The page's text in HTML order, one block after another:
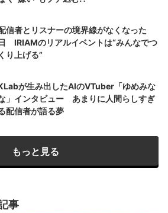
信者とリスナーの境界線がなくなった
IRIAMのリアルイベントは“みんなでつ
くり上げる”
が生み出したAIのVTuber「ゆめみな
」インタビュー あまりに人間らしすぎ
配信者が語る夢
もっと見る
事